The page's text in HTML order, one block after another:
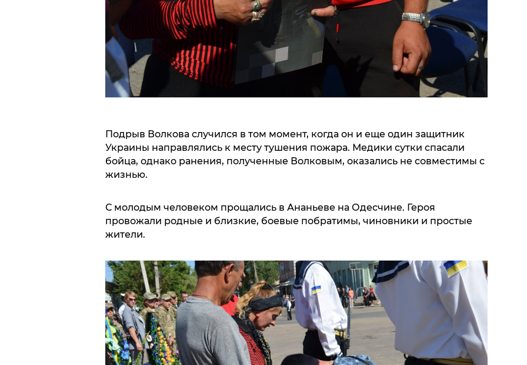
Подрыв Волкова случился в том момент, когда он и еще один защитник
Украины направлялись к месту тушения пожара. Медики сутки спасали
бойца, однако ранения, полученные Волковым, оказались не совместимы с
жизнью.
С молодым человеком прощались в Ананьеве на Одесчине. Героя
провожали родные и близкие, боевые побратимы, чиновники и простые
жители.